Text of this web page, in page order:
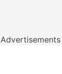
Advertisements